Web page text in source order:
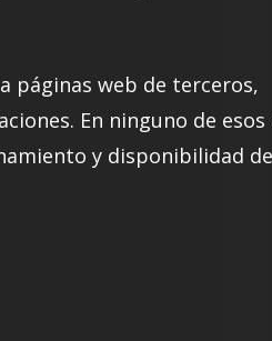
páginas web de terceros,
En ninguno de esos
y disponibilidad